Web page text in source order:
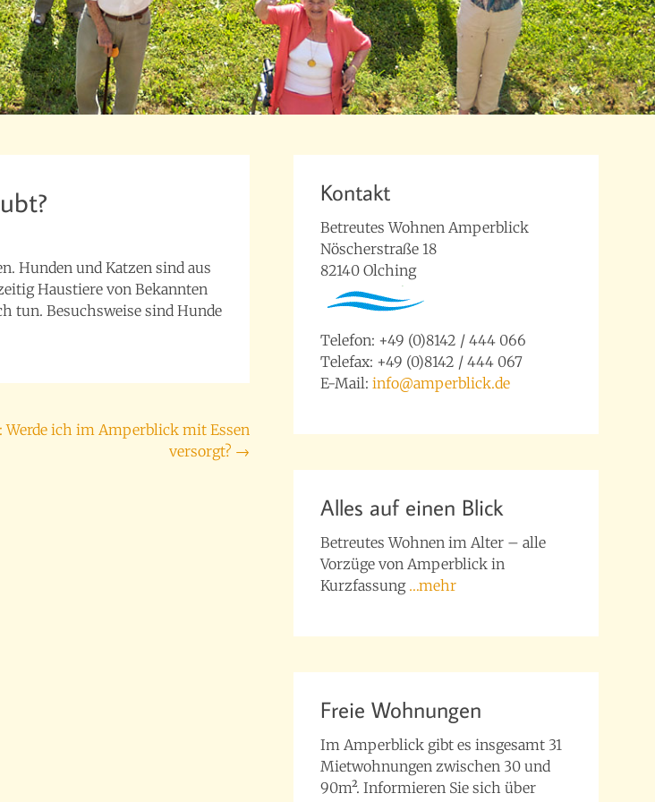
Hunden und Katzen sind aus
Haustiere von Bekannten
tun. Besuchsweise sind Hunde
Werde ich im Amperblick mit Essen
versorgt? →
Kontakt
Betreutes Wohnen Amperblick
Nöscherstraße 18
82140 Olching
Telefon: +49 (0)8142 / 444 066
Telefax: +49 (0)8142 / 444 067
E-Mail: info@amperblick.de
Alles auf einen Blick
Betreutes Wohnen im Alter – alle
Vorzüge von Amperblick in
Kurzfassung …mehr
Freie Wohnungen
Im Amperblick gibt es insgesamt 31
Mietwohnungen zwischen 30 und
90m². Informieren Sie sich über